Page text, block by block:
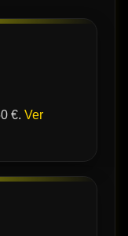
€. Ver